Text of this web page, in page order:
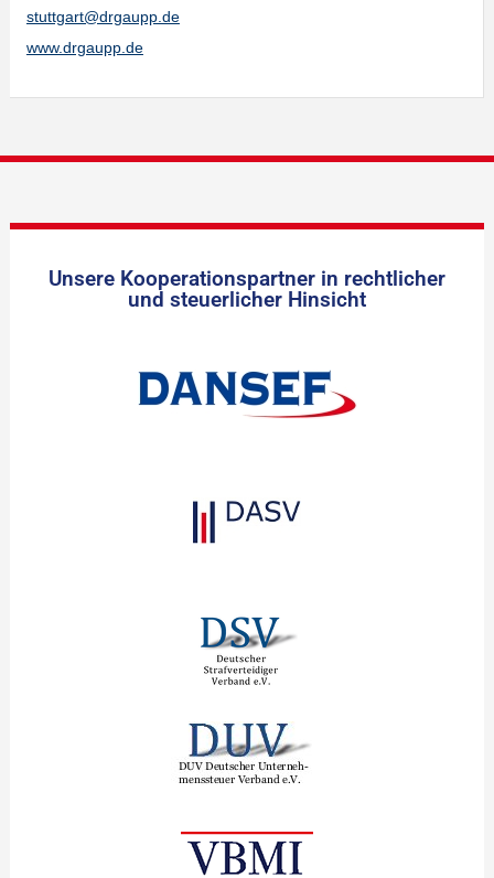
stuttgart@drgaupp.de
www.drgaupp.de
Unsere Kooperationspartner in rechtlicher
und steuerlicher Hinsicht